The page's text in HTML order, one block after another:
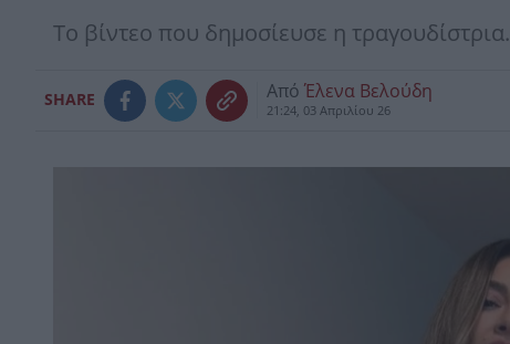
Τo βίντεο που δημοσίευσε η τραγουδίστρια.
SHARE Από Έλενα Βελούδη
21:24, 03 Απριλίου 26